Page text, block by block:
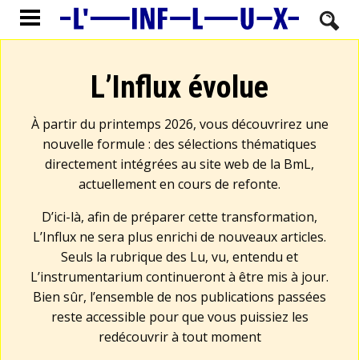
L’Influx évolue
À partir du printemps 2026, vous découvrirez une
nouvelle formule : des sélections thématiques
directement intégrées au site web de la BmL,
actuellement en cours de refonte.
D’ici-là, afin de préparer cette transformation,
L’Influx ne sera plus enrichi de nouveaux articles.
Seuls la rubrique des Lu, vu, entendu et
L’instrumentarium continueront à être mis à jour.
Bien sûr, l’ensemble de nos publications passées
reste accessible pour que vous puissiez les
redécouvrir à tout moment